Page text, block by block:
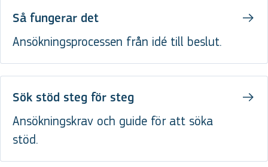
Så fungerar det
Ansökningsprocessen från idé till beslut.
Sök stöd steg för steg
Ansökningskrav och guide för att söka
stöd.